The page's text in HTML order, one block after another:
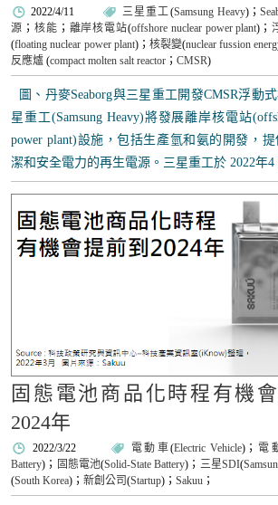
2022/4/11 三星重工(Samsung Heavy)；
源 ； 核能 ； 離岸核電站(offshore nuclear power plant)；
(floating nuclear power plant)； 核裂變(nuclear fussion
反應爐(compact molten salt reactor ；CMSR)
圖、丹麥Seaborg與三星重工開發CMSR浮動
星重工(Samsung Heavy)將發展離岸核電站
power plant)設施，包括生產氫和氨的開發，
潔和安全電力的再生電源。三星重工於 2022年
固態電池商品化時程有機
2024年
2022/3/22 電動車(Electric Vehicle)； 電
Battery)； 固態電池(Solid-State Battery)； 三星SDI(
(South Korea)；新創公司(Startup)；Sakuu ；